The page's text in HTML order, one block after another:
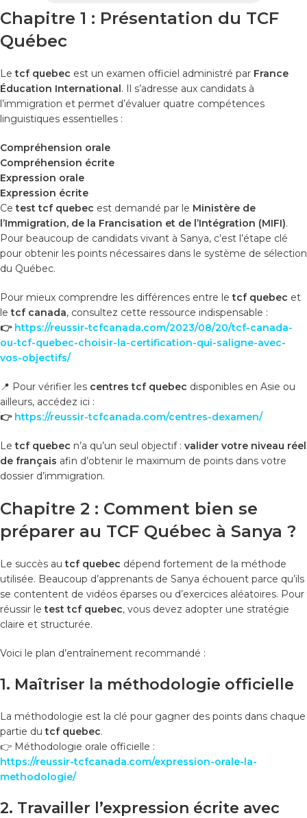
Chapitre 1 : Présentation du TCF
Québec
Letcf quebec est un examen officiel administré par France
Éducation International. Il s’adresse aux candidats à
l’immigration et permet d’évaluer quatre compétences
linguistiques essentielles :
Compréhension orale
Compréhension écrite
Expression orale
Expression écrite
Cetest tcf quebec est demandé par le Ministère de
l’Immigration, de la Francisation et de l’Intégration (MIFI).
Pour beaucoup de candidats vivant à Sanya, c’est l’étape clé
pour obtenir les points nécessaires dans le système de sélection
du Québec.
Pour mieux comprendre les différences entre letcf quebec et
letcf canada, consultez cette ressource indispensable :
👉 https://reussir-tcfcanada.com/2023/08/20/tcf-canada-
ou-tcf-quebec-choisir-la-certification-qui-saligne-avec-
vos-objectifs/
📍 Pour vérifier les centres tcf quebec disponibles en Asie ou
ailleurs, accédez ici :
👉 https://reussir-tcfcanada.com/centres-dexamen/
Letcf quebec n’a qu’un seul objectif : valider votre niveau réel
de français afin d’obtenir le maximum de points dans votre
dossier d’immigration.
Chapitre 2 : Comment bien se
préparer au TCF Québec à Sanya ?
Le succès autcf quebec dépend fortement de la méthode
utilisée. Beaucoup d’apprenants de Sanya échouent parce qu’ils
se contentent de vidéos éparses ou d’exercices aléatoires. Pour
réussir letest tcf quebec, vous devez adopter une stratégie
claire et structurée.
Voici le plan d’entraînement recommandé :
1. Maîtriser la méthodologie officielle
La méthodologie est la clé pour gagner des points dans chaque
partie dutcf quebec.
👉 Méthodologie orale officielle :
https://reussir-tcfcanada.com/expression-orale-la-
methodologie/
2. Travailler l’expression écrite avec